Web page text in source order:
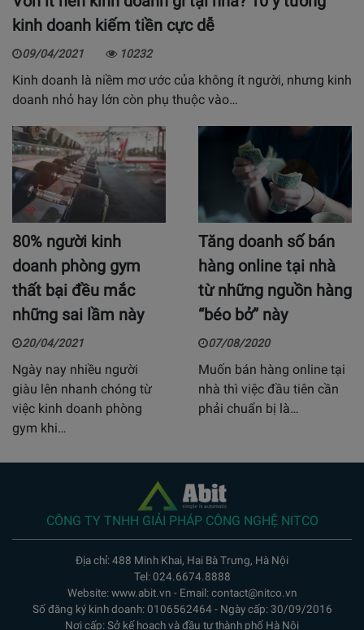
kinh doanh kiếm tiền cực dễ
09/04/2021 10232
Kinh doanh là niềm mơ ước của không ít người, nhưng kinh
doanh nhỏ hay lớn còn phụ thuộc vào…
80% người kinh
doanh phòng gym
thất bại đều mắc
những sai lầm này
20/04/2021
Ngày nay nhiều người
giàu lên nhanh chóng từ
việc kinh doanh phòng
gym khi…
Tăng doanh số bán
hàng online tại nhà
từ những nguồn hàng
“béo bở” này
07/08/2020
Muốn bán hàng online tại
nhà thì việc đầu tiên cần
phải chuẩn bị là…
CÔNG TY TNHH GIẢI PHÁP CÔNG NGHỆ NITCO
Địa chỉ: 488 Minh Khai, Hai Bà Trưng, Hà Nội
Tel: 024.6674.8888
Website: www.abit.vn - Email: contact@nitco.vn
Số đăng ký kinh doanh: 0106562464 - Ngày cấp: 30/09/2016
Nơi cấp: Sở kế hoạch và đầu tư thành phố Hà Nội